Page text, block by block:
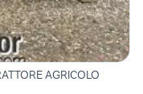
AGRICOLO